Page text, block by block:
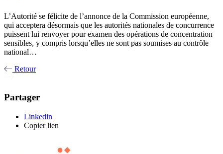
L’Autorité se félicite de l’annonce de la Commission européenne,
qui acceptera désormais que les autorités nationales de concurrence
puissent lui renvoyer pour examen des opérations de concentration
sensibles, y compris lorsqu’elles ne sont pas soumises au contrôle
national…
Retour
Partager
Linkedin
Copier lien